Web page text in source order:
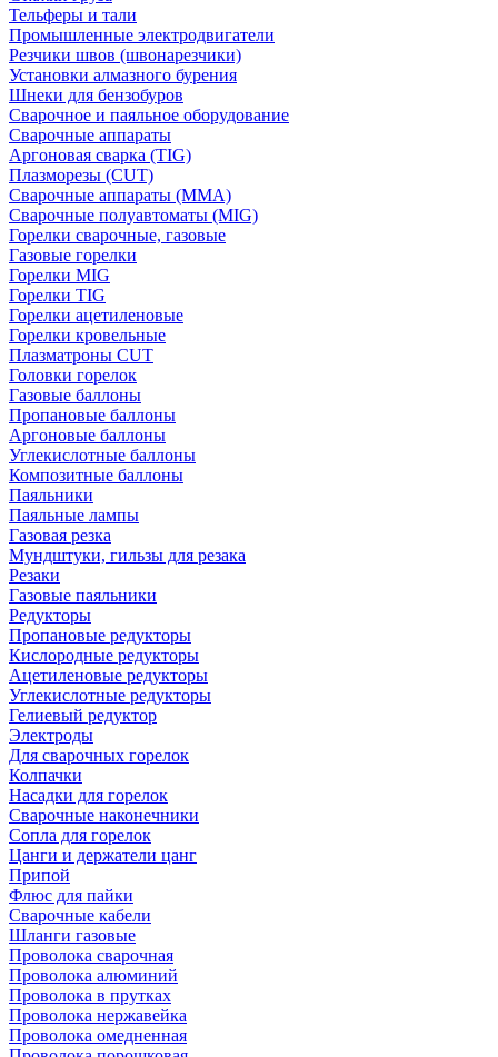
Тельферы и тали
Промышленные электродвигатели
Резчики швов (швонарезчики)
Установки алмазного бурения
Шнеки для бензобуров
Сварочное и паяльное оборудование
Сварочные аппараты
Аргоновая сварка (TIG)
Плазморезы (CUT)
Сварочные аппараты (MMA)
Сварочные полуавтоматы (MIG)
Горелки сварочные, газовые
Газовые горелки
Горелки MIG
Горелки TIG
Горелки ацетиленовые
Горелки кровельные
Плазматроны CUT
Головки горелок
Газовые баллоны
Пропановые баллоны
Аргоновые баллоны
Углекислотные баллоны
Композитные баллоны
Паяльники
Паяльные лампы
Газовая резка
Мундштуки, гильзы для резака
Резаки
Газовые паяльники
Редукторы
Пропановые редукторы
Кислородные редукторы
Ацетиленовые редукторы
Углекислотные редукторы
Гелиевый редуктор
Электроды
Для сварочных горелок
Колпачки
Насадки для горелок
Сварочные наконечники
Сопла для горелок
Цанги и держатели цанг
Припой
Флюс для пайки
Сварочные кабели
Шланги газовые
Проволока сварочная
Проволока алюминий
Проволока в прутках
Проволока нержавейка
Проволока омедненная